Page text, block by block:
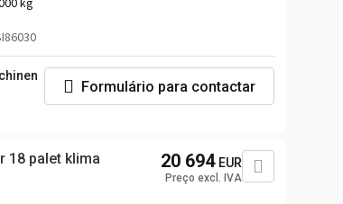
Formulário para contactar
18 palet klima 20 694 EUR
Preço excl. IVA